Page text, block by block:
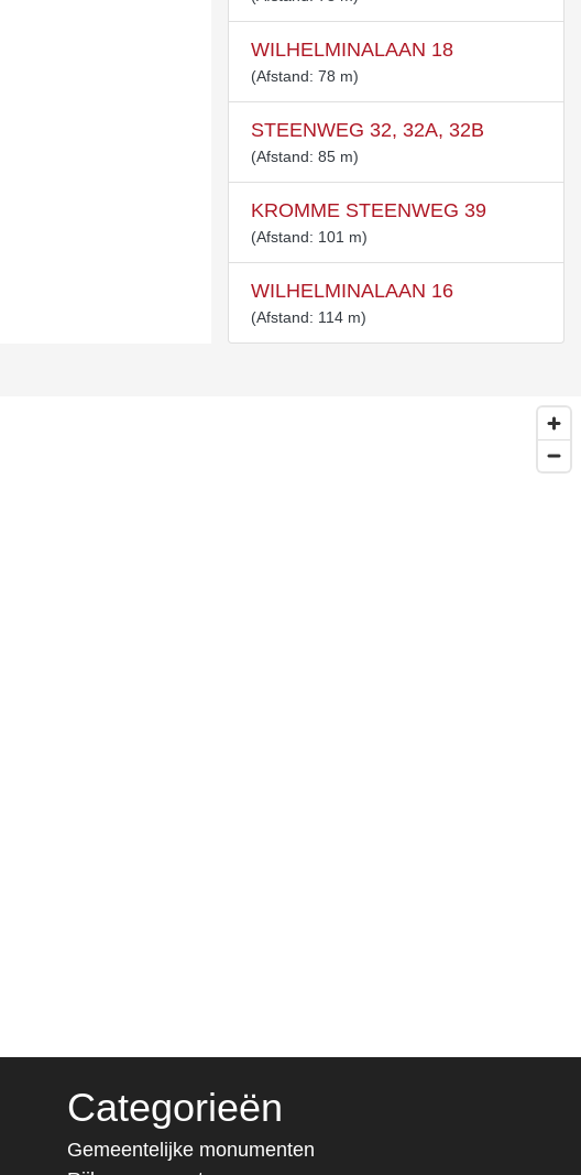
WILHELMINALAAN 18
(Afstand: 78 m)
STEENWEG 32, 32A, 32B
(Afstand: 85 m)
KROMME STEENWEG 39
(Afstand: 101 m)
WILHELMINALAAN 16
(Afstand: 114 m)
Categorieën
Gemeentelijke monumenten